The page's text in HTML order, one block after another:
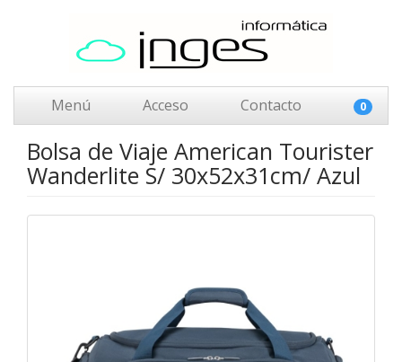
Menú Acceso Contacto 0
Bolsa de Viaje American Tourister
Wanderlite S/ 30x52x31cm/ Azul